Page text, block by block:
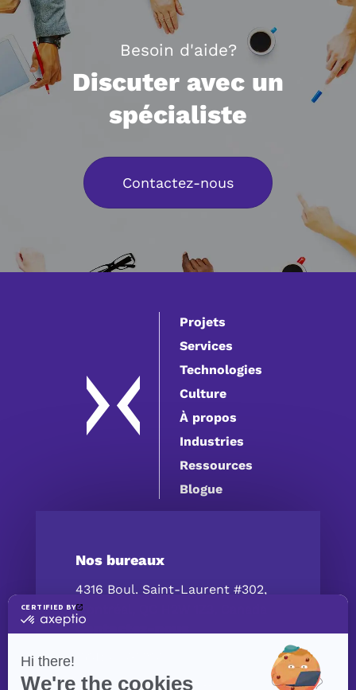
Besoin d'aide?
Discuter avec un
spécialiste
Contactez-nous
Projets
Services
Technologies
Culture
À propos
Industries
Ressources
Blogue
Nos bureaux
4316 Boul. Saint-Laurent #302,
Montréal, QC H2W 1Z3, Canada
Contactez-nous
contact@exolnet.com